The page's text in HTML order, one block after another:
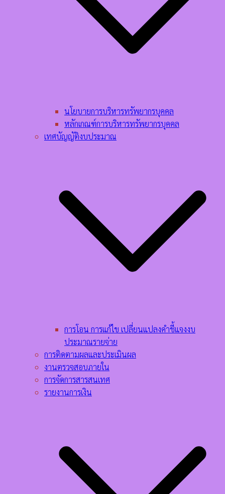
นโยบายการบริหารทรัพยากรบุคคล​
หลักเกณฑ์การบริหารทรัพยากรบุคคล​
เทศบัญญัติงบประมาณ
การโอน การแก้ไข เปลี่ยนแปลงคำชี้แจงงบ
ประมาณรายจ่าย
การติดตามผลและประเมินผล
งานตรวจสอบภายใน
การจัดการสารสนเทศ
รายงานการเงิน